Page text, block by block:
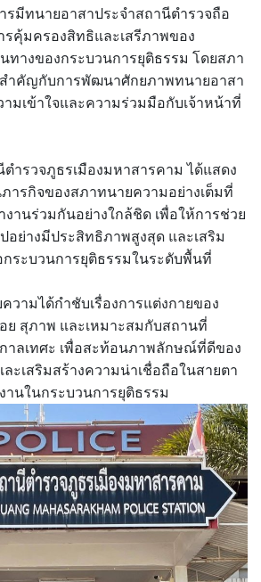
รมีทนายอาสาประจำสถานีตำรวจถือ
คุ้มครองสิทธิและเสรีภาพของ
างของกระบวนการยุติธรรม โดยสภา
ำคัญกับการพัฒนาศักยภาพทนายอาสา
มเข้าใจและความร่วมมือกับเจ้าหน้าที่
ำรวจภูธรเมืองมหาสารคาม ได้แสดง
ารกิจของสภาทนายความอย่างเต็มที่
านร่วมกันอย่างใกล้ชิด เพื่อให้การช่วย
อย่างมีประสิทธิภาพสูงสุด และเสริม
ระบวนการยุติธรรมในระดับพื้นที่
วามได้กำชับเรื่องการแต่งกายของ
ย สุภาพ และเหมาะสมกับสถานที่
าลเทศะ เพื่อสะท้อนภาพลักษณ์ที่ดีของ
ะเสริมสร้างความน่าเชื่อถือในสายตา
นในกระบวนการยุติธรรม